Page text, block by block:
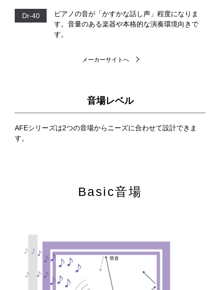
Dr-40
ピアノの音が「かすかな話し声」程度になりま
す。 音量のある楽器や本格的な演奏環境向きで
す。
メーカーサイトへ
音場レベル
AFEシリーズは2つの音場からニーズに合わせて設計できま
す。
Basic音場